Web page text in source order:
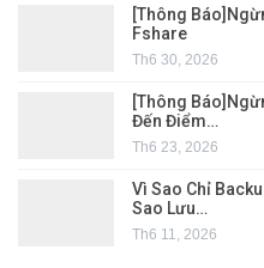
[Thông
Fshare
Th6 30, 2026
[Thông
Đến Điểm…
Th6 23, 2026
Vì Sao Chỉ
Sao Lưu…
Th6 11, 2026